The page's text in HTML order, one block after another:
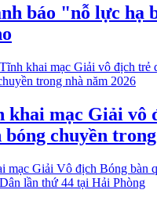
báo "nỗ lực hạ
khai mạc Giải vô
bóng chuyền